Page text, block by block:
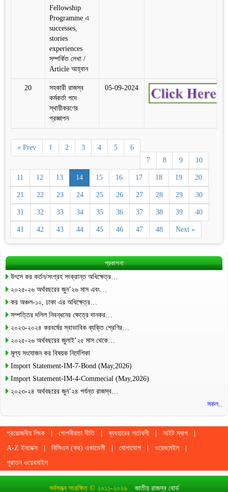
Fellowship
Programme এ
successes,
stories
experiences
সম্পর্কিত লেখা /
Article আহ্বান
20
সহকারী রাজস্ব
কর্মকর্তা পদে
স্থায়ীকরণের
প্রজ্ঞাপন
05-09-2024
« Prev 1 2 3 4 5
6
7
8 9 10
11 12 13 14 15 16 17 18 19 20
21 22 23 24 25 26 27 28 29 30
31 32 33 34 35 36 37 38 39 40
41 42 43 44 45 46 47 48 Next »
প্রকাশনা
উৎসে কর কর্তন/সংগ্রহ সংক্রান্ত অধিক্ষেত্র…
২০২৫-২৬ অর্থবছরের জুন’২৬ মাস এবং…
কর অঞ্চল-১০, ঢাকা এর অধিক্ষেত্র…
সম্পত্তির দলিল নিবন্ধনের ক্ষেত্রে দানকর…
২০২৩-২০২৪ করবর্ষের স্বাভাবিক ব্যক্তি শ্রেণির…
২০২৫-২৬ অর্থবছরের জুলাই’২৫ মাস থেকে…
মূল্য সংযোজন কর বিষয়ক নির্দেশিকা
Import Statement-IM-7-Bond (May,2026)
Import Statement-IM-4-Commecial (May,2026)
২০২৩-২৪ অর্থবছরের জুন’২৪ পর্যন্ত রাজস্ব…
সকল..
প্রয়োজনীয় লিংক গোপনীয়তা নীতি ব্যবহারের শর্তাবলী
সাইট ম্যাপ
A-Z ইনডেক্স
বিসিএস (কর) একাডেমী যোগাযোগ
ওয়েবমেইল
পুরাতন ওয়েবমাইল
সর্বসত্ত্ব সংরক্ষিত © ২০১১-২০২৬ জাতীয় রাজস্ব বোর্ড